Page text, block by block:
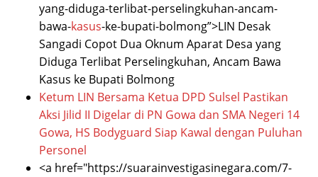
yang-diduga-terlibat-perselingkuhan-ancam-
bawa-kasus-ke-bupati-bolmong”>LIN Desak
Sangadi Copot Dua Oknum Aparat Desa yang
Diduga Terlibat Perselingkuhan, Ancam Bawa
Kasus ke Bupati Bolmong
Ketum LIN Bersama Ketua DPD Sulsel Pastikan
Aksi Jilid II Digelar di PN Gowa dan SMA Negeri 14
Gowa, HS Bodyguard Siap Kawal dengan Puluhan
Personel
<a href="https://suarainvestigasinegara.com/7-